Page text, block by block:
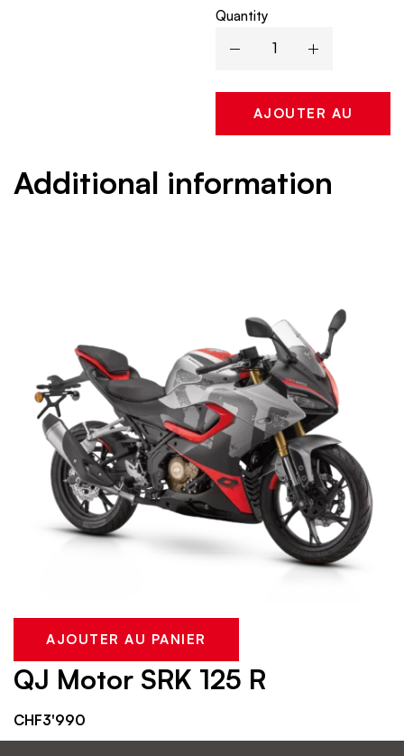
Quantity
AJOUTER AU
Additional information
AJOUTER AU PANIER
QJ Motor SRK 125 R
CHF3'990